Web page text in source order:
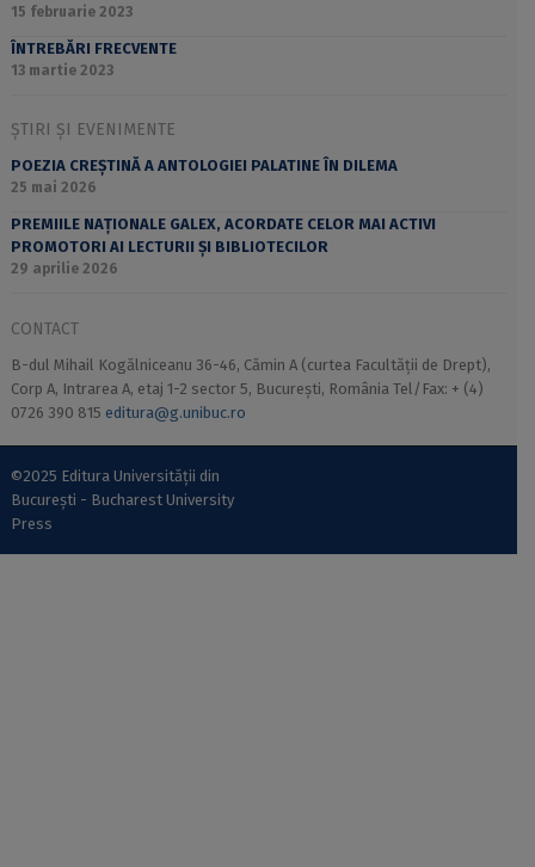
15 februarie 2023
ÎNTREBĂRI FRECVENTE
13 martie 2023
ȘTIRI ȘI EVENIMENTE
POEZIA CREȘTINĂ A ANTOLOGIEI PALATINE ÎN DILEMA
25 mai 2026
PREMIILE NAȚIONALE GALEX, ACORDATE CELOR MAI ACTIVI
PROMOTORI AI LECTURII ȘI BIBLIOTECILOR
29 aprilie 2026
CONTACT
B-dul Mihail Kogălniceanu 36-46, Cămin A (curtea Facultății de Drept),
Corp A, Intrarea A, etaj 1-2 sector 5, București, România Tel/Fax: + (4)
0726 390 815 editura@g.unibuc.ro
©2025 Editura Universității din
București - Bucharest University
Press